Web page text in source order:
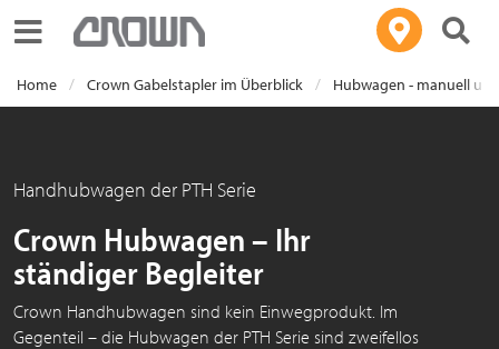
Toggle navigation
Home Crown Gabelstapler im Überblick Hubwagen - manuell
Handhubwagen der PTH Serie
Crown Hubwagen – Ihr
ständiger Begleiter
Crown Handhubwagen sind kein Einwegprodukt. Im
Gegenteil – die Hubwagen der PTH Serie sind zweifellos